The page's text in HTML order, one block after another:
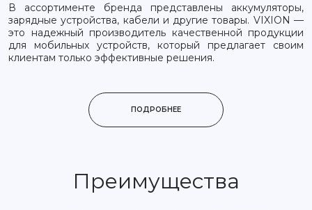
В ассортименте бренда представлены аккумуляторы,
зарядные устройства, кабели и другие товары. VIXION —
это надежный производитель качественной продукции
для мобильных устройств, который предлагает своим
клиентам только эффективные решения.
ПОДРОБНЕЕ
Преимущества